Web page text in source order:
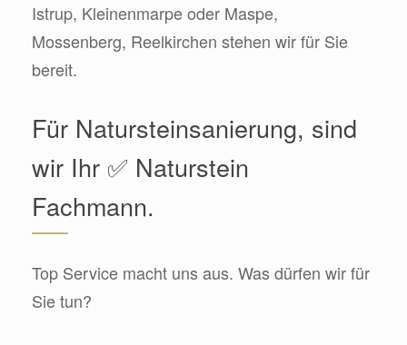
Istrup, Kleinenmarpe oder Maspe,
Mossenberg, Reelkirchen stehen wir für Sie
bereit.
Für Natursteinsanierung, sind
wir Ihr ✅ Naturstein
Fachmann.
Top Service macht uns aus. Was dürfen wir für
Sie tun?